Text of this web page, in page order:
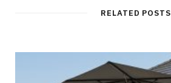
e
RELATED POSTS